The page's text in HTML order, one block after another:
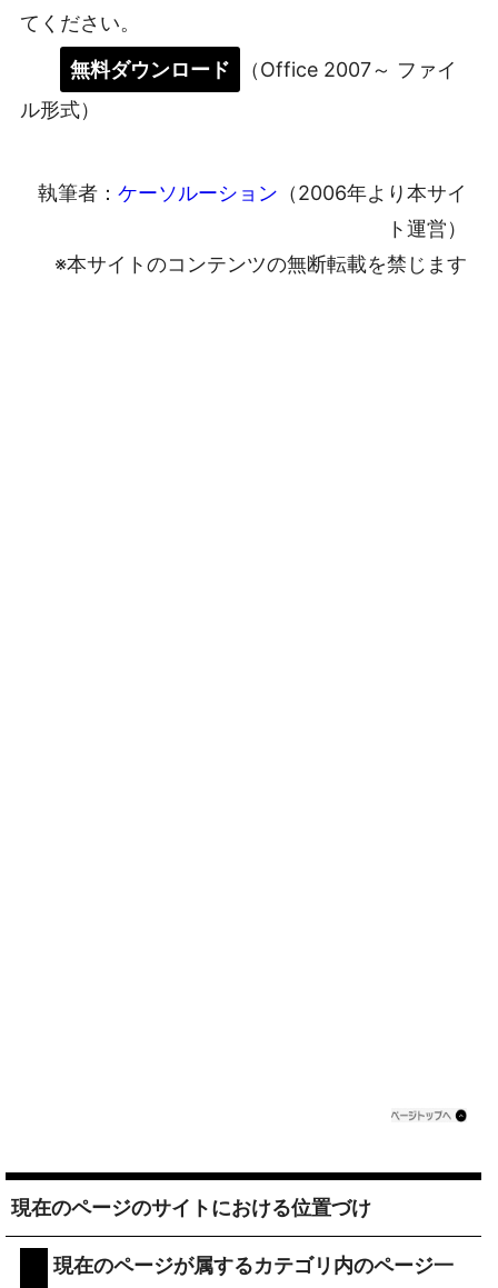
てください。
無料ダウンロード
（Office 2007～ ファイ
ル形式）
執筆者： ケーソルーション （2006年より本サイ
ト運営）
※本サイトのコンテンツの無断転載を禁じます
現在のページのサイトにおける位置づけ
現在のページが属するカテゴリ内のページ一